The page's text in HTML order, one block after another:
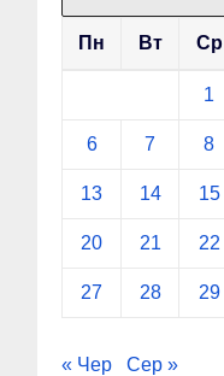
Пн Вт Ср
1
6 7 8
13 14 15
20 21 22
27 28 29
« Чер Сер »